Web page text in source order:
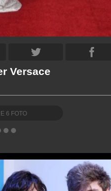
Versace
6 FOTO